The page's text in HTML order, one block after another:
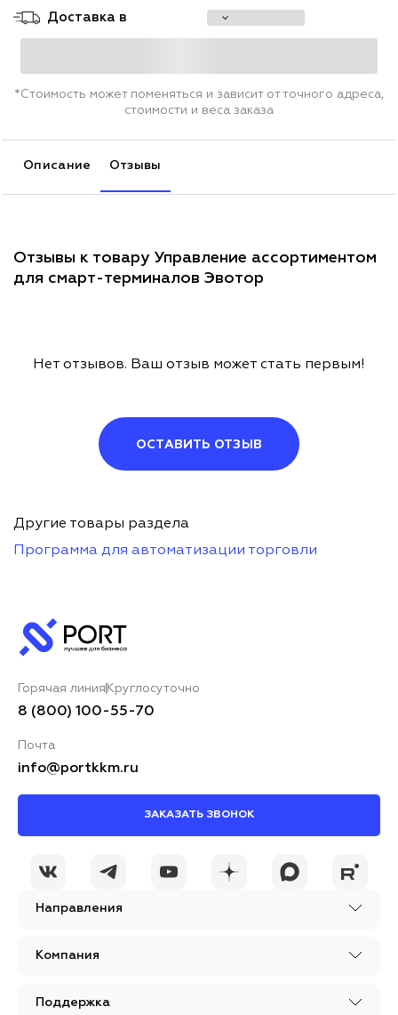
Доставка в
*Стоимость может поменяться и зависит от точного адреса,
стоимости и веса заказа
Описание Отзывы
Отзывы к товару Управление ассортиментом
для смарт-терминалов Эвотор
Нет отзывов. Ваш отзыв может стать первым!
ОСТАВИТЬ ОТЗЫВ
Другие товары раздела
Программа для автоматизации торговли
Направления
Компания
Поддержка
Горячая линия Круглосуточно
8 (800) 100-55-70
Почта
info@portkkm.ru
ЗАКАЗАТЬ ЗВОНОК